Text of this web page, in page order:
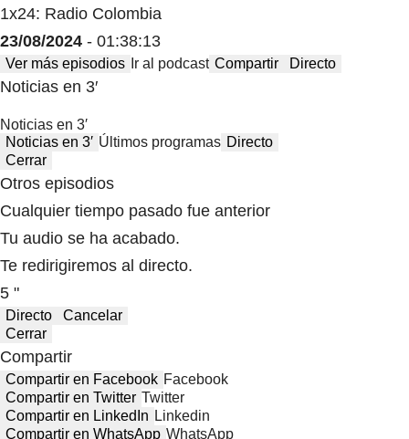
1x24: Radio Colombia
23/08/2024 - 01:38:13
Ver más episodios Ir al podcast Compartir Directo
Noticias en 3′
Noticias en 3′
Noticias en 3′ Últimos programas Directo
Cerrar
Otros episodios
Cualquier tiempo pasado fue anterior
Tu audio se ha acabado.
Te redirigiremos al directo.
5 "
Directo
Cancelar
Cerrar
Compartir
Compartir en Facebook Facebook
Compartir en Twitter Twitter
Compartir en LinkedIn Linkedin
Compartir en WhatsApp WhatsApp